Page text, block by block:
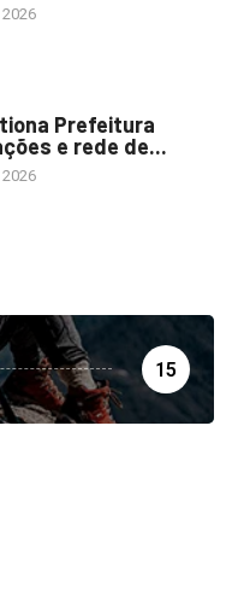
Prefeitura
e rede de...
15